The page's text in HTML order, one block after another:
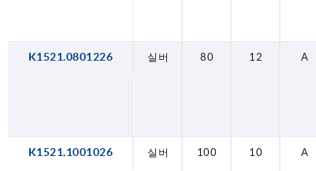
K1521.0801226 실버 80 12 A
K1521.1001026 실버 100 10 A